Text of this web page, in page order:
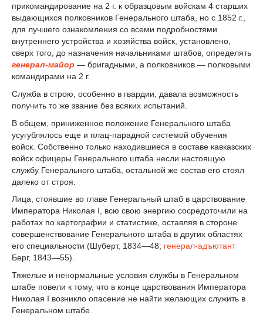
прикомандирование на 2 г. к образцовым войскам 4 старших
выдающихся полковников Генерального штаба, но с 1852 г.,
для лучшего ознакомления со всеми подробностями
внутреннего устройства и хозяйства войск, установлено,
сверх того, до назначения начальниками штабов, определять
генерал-майор — бригадными, а полковников — полковыми
командирами на 2 г.
Служба в строю, особенно в гвардии, давала возможность
получить то же звание без всяких испытаний.
В общем, приниженное положение Генерального штаба
усугублялось еще и плац-парадной системой обучения
войск. Собственно только находившиеся в составе кавказских
войск офицеры Генерального штаба несли настоящую
службу Генерального штаба, остальной же состав его стоял
далеко от строя.
Лица, стоявшие во главе Генеральный штаб в царствование
Императора Николая I, всю свою энергию сосредоточили на
работах по картографии и статистике, оставляя в стороне
совершенствование Генерального штаба в других областях
его специальности (Шуберт, 1834—48; генерал-адъютант
Берг, 1843—55).
Тяжелые и ненормальные условия службы в Генеральном
штабе повели к тому, что в конце царствования Императора
Николая I возникло опасение не найти желающих служить в
Генеральном штабе.